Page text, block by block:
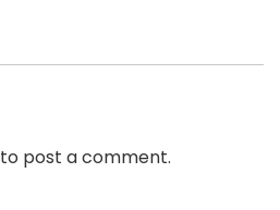
to post a comment.